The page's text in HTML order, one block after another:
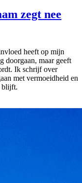
zegt nee
heeft op mijn
doorgaan, maar geeft
Ik schrijf over
met vermoeidheid en
blijft.